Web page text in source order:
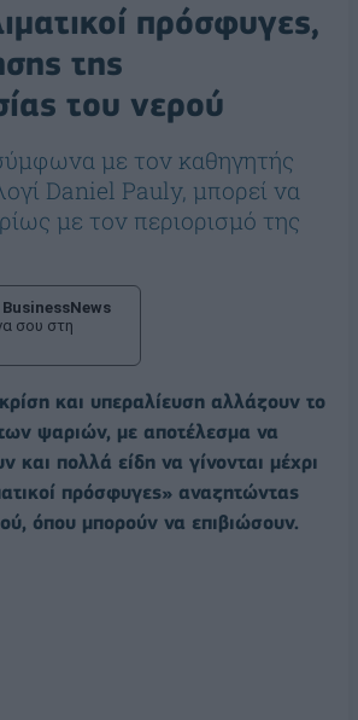
πρόσφυγες,
της
του νερού
με τον καθηγητής
Daniel Pauly, μπορεί να
με τον περιορισμό της
BusinessNews
σου στη
και υπεραλίευση αλλάζουν το
ψαριών, με αποτέλεσμα να
και πολλά είδη να γίνονται μέχρι
πρόσφυγες» αναζητώντας
όπου μπορούν να επιβιώσουν.